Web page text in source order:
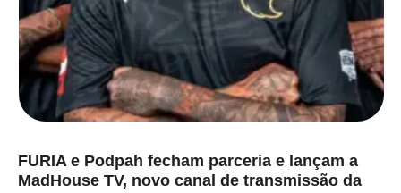
FURIA e Podpah fecham parceria e lançam a
MadHouse TV, novo canal de transmissão da